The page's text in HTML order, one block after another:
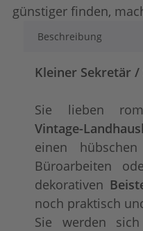
lackiert
+ 15,00 €
tief gebürstet
+ 109,00 €
günstiger finden,
Beschreibung
Kleiner Sekretär
Sie lieben
Vintage-
einen hübschen
Büroarbeiten
dekorativen
noch praktisch
Sie werden